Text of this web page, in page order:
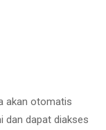
akan otomatis
dan dapat diakses